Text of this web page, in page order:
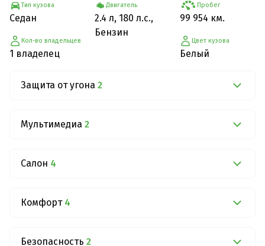
Тип кузова
Седан
Кол-во владельцев
1 владелец
Двигатель
2.4 л, 180 л.с.,
Бензин
Пробег
99 954 км.
Цвет кузова
Белый
Защита от угона 2
Мультимедиа 2
Салон 4
Комфорт 4
Безопасность 2